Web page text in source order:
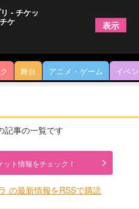
舞台 アニメ・ゲーム イベ
記事の一覧です
ト情報をチェック！
の最新情報をRSSで購読
- チケッ
ケ 表示